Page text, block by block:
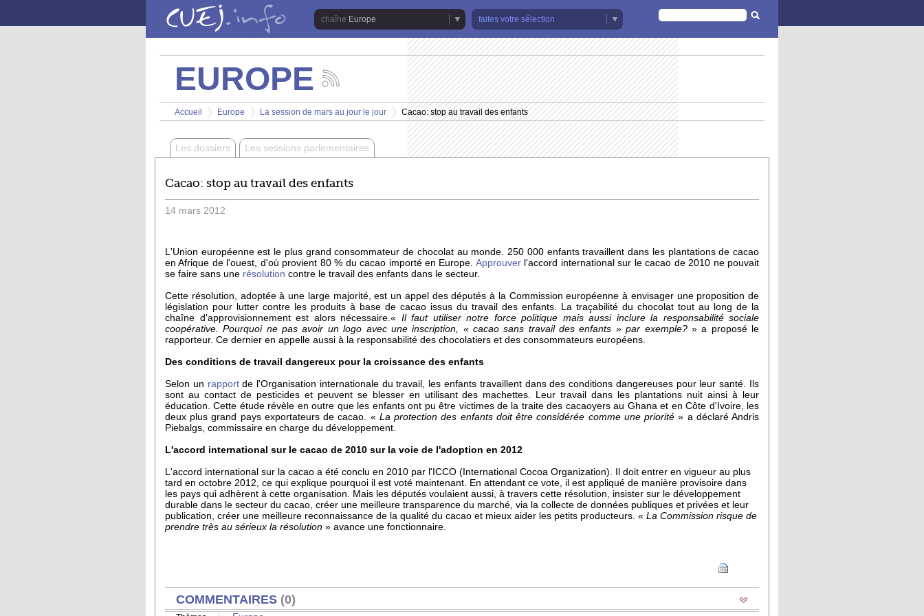
Europe
faites votre sélection
FORMULAIRE
DE
RECHERCHE
EUROPE
les
actualités
de
chaîne
Europe
Vous êtes ici
Accueil
>
Europe
>
La session de mars au jour le jour
>
Cacao: stop au travail des enfants
Les dossiers Les sessions parlementaires
Cacao: stop au travail des enfants
14 mars 2012
L'Union européenne est le plus grand consommateur de chocolat au monde. 250 000 enfants travaillent dans les plantations de cacao
en Afrique de l'ouest, d'où provient 80 % du cacao importé en Europe. Approuverl'accord international sur le cacao de 2010 ne pouvait
se faire sans une résolution contre le travail des enfants dans le secteur.
Cette résolution, adoptée à une large majorité, est un appel des députés à la Commission européenne à envisager une proposition de
législation pour lutter contre les produits à base de cacao issus du travail des enfants. La traçabilité du chocolat tout au long de la
chaîne d'approvisionnement est alors nécessaire.« Il faut utiliser notre force politique mais aussi inclure la responsabilité sociale
coopérative. Pourquoi ne pas avoir un logo avec une inscription, « cacao sans travail des enfants » par exemple?» a proposé le
rapporteur. Ce dernier en appelle aussi à la responsabilité des chocolatiers et des consommateurs européens.
Des conditions de travail dangereux pour la croissance des enfants
Selon un rapportde l'Organisation internationale du travail, les enfants travaillent dans des conditions dangereuses pour leur santé. Ils
sont au contact de pesticides et peuvent se blesser en utilisant des machettes. Leur travail dans les plantations nuit ainsi à leur
éducation. Cette étude révèle en outre que les enfants ont pu être victimes de la traite des cacaoyers au Ghana et en Côte d'Ivoire, les
deux plus grand pays exportateurs de cacao. « La protection des enfants doit être considérée comme une priorité » a déclaré Andris
Piebalgs, commissaire en charge du développement.
L'accord international sur le cacao de 2010 sur la voie de l'adoption en 2012
L'accord international sur la cacao a été conclu en 2010 par l'ICCO (International Cocoa Organization). Il doit entrer en vigueur au plus
tard en octobre 2012, ce qui explique pourquoi il est voté maintenant. En attendant ce vote, il est appliqué de manière provisoire dans
les pays qui adhèrent à cette organisation. Mais les députés voulaient aussi, à travers cette résolution, insister sur le développement
durable dans le secteur du cacao, créer une meilleure transparence du marché, via la collecte de données publiques et privées et leur
publication, créer une meilleure reconnaissance de la qualité du cacao et mieux aider les petits producteurs. « La Commission risque de
prendre très au sérieux la résolution » avance une fonctionnaire.
AFFICHER
COMMENTAIRES (0)